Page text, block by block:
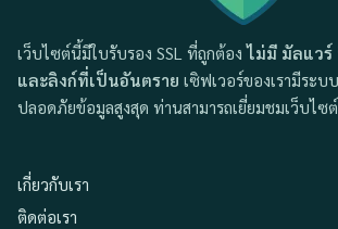
เว็บไซต์นี้มีใบรับรอง SSL ที่ถูกต้องไม่มี มัลแวร์
และลิงก์ที่เป็นอันตราย เซิฟเวอร์ของเรามีระ
ปลอดภัยข้อมูลสูงสุด ท่านสามารถเยี่ยมชมเว็บไซ
เกี่ยวกับเรา
ติดต่อเรา